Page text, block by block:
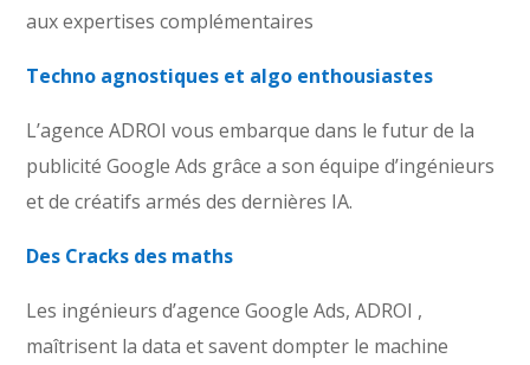
aux expertises complémentaires
Techno agnostiques et algo enthousiastes
L’agence ADROI vous embarque dans le futur de la
publicité Google Ads grâce a son équipe d’ingénieurs
et de créatifs armés des dernières IA.
Des Cracks des maths
Les ingénieurs d’agence Google Ads, ADROI ,
maîtrisent la data et savent dompter le machine